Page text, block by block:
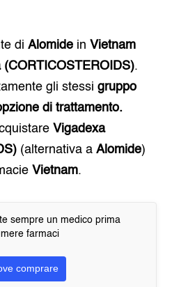
di Alomidein Vietnam
(CORTICOSTEROIDS).
gli stessi gruppo
di trattamento.
Vigadexa
(alternativa a Alomide)
Vietnam.
sempre un medico prima
farmaci
comprare